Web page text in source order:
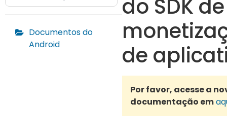
Documentos do
Android
do SDK de
de
Por favor, acesse a
documentação em